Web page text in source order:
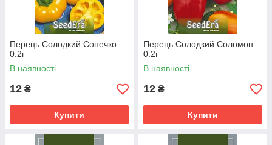
Перець Солодкий Сонечко
0.2г
В наявності
12 ₴
Купити
Перець Солодкий Соломон
0.2г
В наявності
12 ₴
Купити